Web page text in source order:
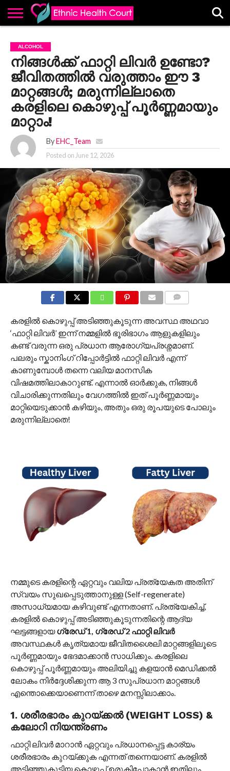
EHC
ADVERTISE
ALL
LATEST
POSTS
CONTACT
US
CONTRIBUTE
HOME
ALCOHOL
നിങ്ങൾക്ക് ഫാറ്റി ലിവർ ഉണ്ടോ?
ജീവിതത്തിൽ വരുത്താം ഈ 3
മാറ്റങ്ങൾ; മരുന്നില്ലാതെ
കരളിലെ കൊഴുപ്പ് പൂർണ്ണമായും
മാറ്റാം!
By EHC_Team
Posted on June 12, 2026
കരളിൽ കൊഴുപ്പ് അടിഞ്ഞുകൂടുന്ന അവസ്ഥ അഥവാ
‘ഫാറ്റി ലിവർ’ ഇന്ന് നമ്മളിൽ ഭൂരിഭാഗം ആളുകളിലും
കണ്ട് വരുന്ന ഒരു പ്രധാന ആരോഗ്യപ്രശ്നമാണ്.
പലരും സ്കാനിംഗ് റിപ്പോർട്ടിൽ ഫാറ്റി ലിവർ എന്ന്
കാണുമ്പോൾ തന്നെ വലിയ മാനസിക
വിഷമത്തിലാകാറുണ്ട്. എന്നാൽ ഓർക്കുക, നിങ്ങൾ
വിചാരിക്കുന്നതിലും വേഗത്തിൽ ഇത് പൂർണ്ണമായും
മാറ്റിയെടുക്കാൻ കഴിയും, അതും ഒരു രൂപയുടെ പോലും
മരുന്നില്ലാതെ!
നമ്മുടെ കരളിന്റെ ഏറ്റവും വലിയ പ്രത്യേകത അതിന്
സ്വയം സുഖപ്പെടുത്താനുള്ള (Self-regenerate)
അസാധ്യമായ കഴിവുണ്ട് എന്നതാണ്. പ്രത്യേകിച്ച്,
കരളിൽ കൊഴുപ്പ് അടിഞ്ഞുകൂടുന്നതിന്റെ ആദ്യ
ഘട്ടങ്ങളായഗ്രേഡ് 1, ഗ്രേഡ് 2 ഫാറ്റി ലിവർ
അവസ്ഥകൾ കൃത്യമായ ജീവിതശൈലി മാറ്റങ്ങളിലൂടെ
പൂർണ്ണമായും ഭേദമാക്കാൻ സാധിക്കും. കരളിലെ
കൊഴുപ്പ് പൂർണ്ണമായും അലിയിച്ചു കളയാൻ മെഡിക്കൽ
ലോകം നിർദ്ദേശിക്കുന്ന ആ 3 സുപ്രധാന മാറ്റങ്ങൾ
എന്തൊക്കെയാണെന്ന് താഴെ മനസ്സിലാക്കാം.
1. ശരീരഭാരം കുറയ്ക്കൽ (WEIGHT LOSS) &
കലോറി നിയന്ത്രണം
ഫാറ്റി ലിവർ മാറാൻ ഏറ്റവും പ്രധാനപ്പെട്ട കാര്യം
ശരീരഭാരം കുറയ്ക്കുക എന്നത് തന്നെയാണ്. കരളിൽ
അടിഞ്ഞുകൂടിയ കൊഴുപ്പ് ഉരുകിപ്പോകാൻ ഇതിലും